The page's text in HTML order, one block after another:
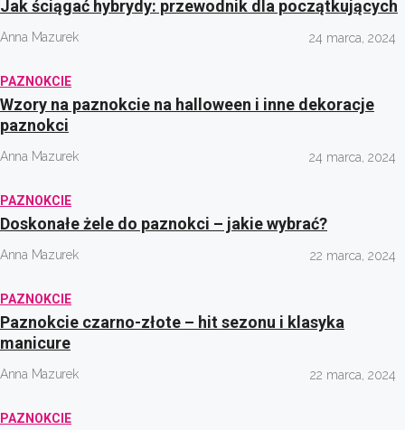
Jak ściągać hybrydy: przewodnik dla początkujących
Anna Mazurek 24 marca, 2024
PAZNOKCIE
Wzory na paznokcie na halloween i inne dekoracje
paznokci
Anna Mazurek 24 marca, 2024
PAZNOKCIE
Doskonałe żele do paznokci – jakie wybrać?
Anna Mazurek 22 marca, 2024
PAZNOKCIE
Paznokcie czarno-złote – hit sezonu i klasyka
manicure
Anna Mazurek 22 marca, 2024
PAZNOKCIE